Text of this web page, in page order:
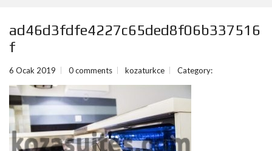
ad46d3fdfe4227c65ded8f06b337516
f
6 Ocak 2019 0 comments kozaturkce Category: